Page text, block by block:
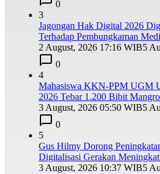
0
3
Jagongan Hak Digital 2026
Terhadap Pembungkaman
2 August, 2026 17:16 WIB5
0
4
Mahasiswa KKN-PPM UGM
2026 Tebar 1.200 Bibit
3 August, 2026 05:50 WIB5
0
5
Gus Hilmy Dorong
Digitalisasi Gerakan
3 August, 2026 10:37 WIB5